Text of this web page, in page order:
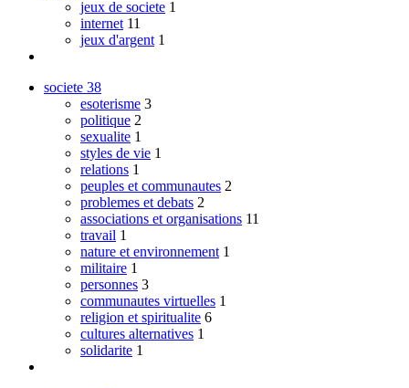
jeux de societe 1
internet 11
jeux d'argent 1
societe 38
esoterisme 3
politique 2
sexualite 1
styles de vie 1
relations 1
peuples et communautes 2
problemes et debats 2
associations et organisations 11
travail 1
nature et environnement 1
militaire 1
personnes 3
communautes virtuelles 1
religion et spiritualite 6
cultures alternatives 1
solidarite 1